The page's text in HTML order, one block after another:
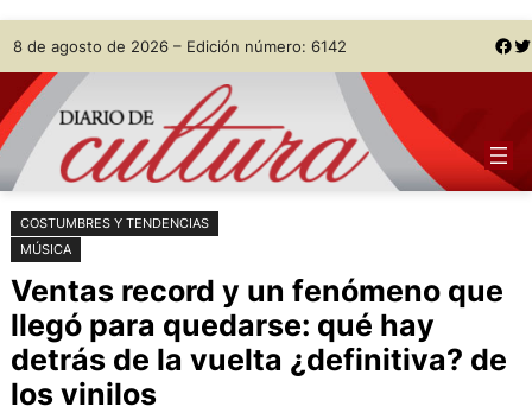
Saltar
al
contenido
Skip
to
content
8 de agosto de 2026 – Edición número: 6142 Facebook Twitter
COSTUMBRES Y TENDENCIAS
MÚSICA
Ventas record y un fenómeno que
llegó para quedarse: qué hay
detrás de la vuelta ¿definitiva? de
los vinilos